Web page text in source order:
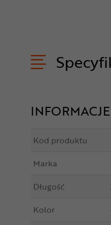
INFORMACJE
Kod produktu
Marka
Długość
Kolor